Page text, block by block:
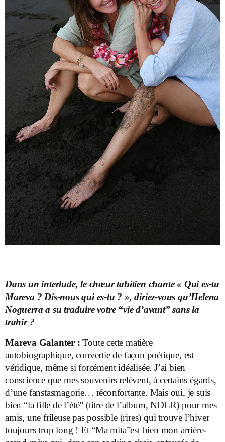
Dans un interlude, le chœur tahitien chante « Qui es-tu
Mareva ? Dis-nous qui es-tu ? », diriez-vous qu’Helena
Noguerra a su traduire votre “vie d’avant” sans la
trahir ?
Mareva Galanter : Toute cette matière
autobiographique, convertie de façon poétique, est
véridique, même si forcément idéalisée. J’ai bien
conscience que mes souvenirs relèvent, à certains égards,
d’une fanstasmagorie… réconfortante. Mais oui, je suis
bien “la fille de l’été” (titre de l’album, NDLR) pour mes
amis, une frileuse pas possible (rires) qui trouve l’hiver
toujours trop long ! Et “Ma mita”est bien mon arrière-